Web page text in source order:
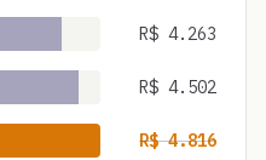
R$ 4.263
R$ 4.502
R$4.816